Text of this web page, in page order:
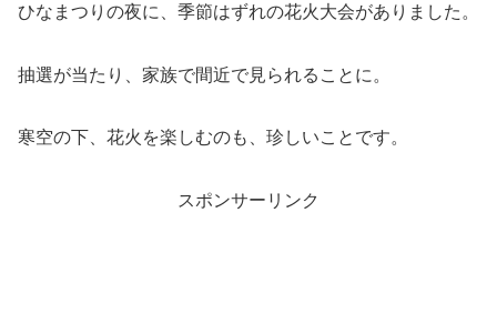
ひなまつりの夜に、季節はずれの花火大会がありました。
抽選が当たり、家族で間近で見られることに。
寒空の下、花火を楽しむのも、珍しいことです。
スポンサーリンク